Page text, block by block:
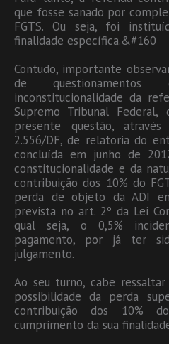
que fosse sanado por
FGTS. Ou seja, foi
finalidade específica.&#160
Contudo, importante
de
inconstitucionalidade da
Supremo Tribunal Federal,
presente questão,
2.556/DF, de relatoria do
concluída em junho de
constitucionalidade e da
contribuição dos 10% do
perda de objeto da ADI
prevista no art. 2º da Lei
qual seja, o 0,5%
pagamento, por já ter
julgamento.
Ao seu turno, cabe
possibilidade da perda
contribuição dos 10%
cumprimento da sua